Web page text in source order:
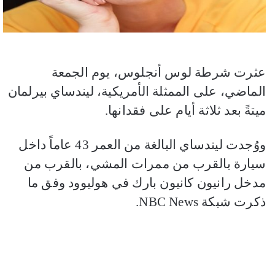
عثرت شرطة لوس أنجلوس، يوم الجمعة
الماضي، على الممثلة الأمريكية، ليندساي بيرلمان
ميتةً بعد ثلاثة أيام على فقدانها.
ووُجدت ليندساي البالغة من العمر 43 عاماً داخل
سيارة بالقرب من ممرات المشي، بالقرب من
مدخل رانيون كانيون بارك في هوليوود وفق ما
ذكرت شبكة NBC News.